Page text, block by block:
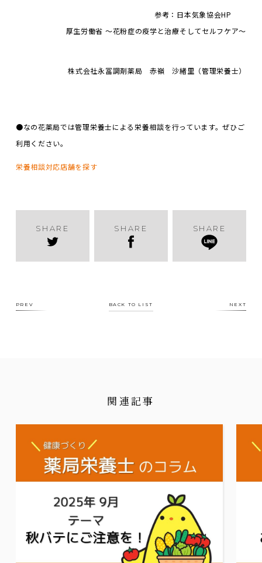
参考：日本気象協会HP
厚生労働省 ～花粉症の疫学と治療そしてセルフケア～
株式会社永冨調剤薬局 赤嶺 沙緒里（管理栄養士）
●なの花薬局では管理栄養士による栄養相談を行っています。ぜひご
利用ください。
栄養相談対応店舗を探す
SHARE SHARE SHARE
PREV BACK TO LIST NEXT
関連記事